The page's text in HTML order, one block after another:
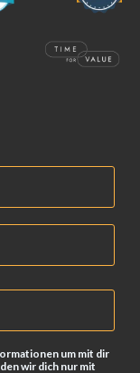
um mit dir
wir dich nur mit